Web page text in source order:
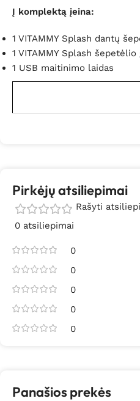
Į komplektą įeina:
1 VITAMMY Splash dantų
1 VITAMMY Splash
1 USB maitinimo laidas
Pirkėjų atsiliepimai
0 atsiliepimai
0
0
0
0
0
Rašyti
Panašios prekės